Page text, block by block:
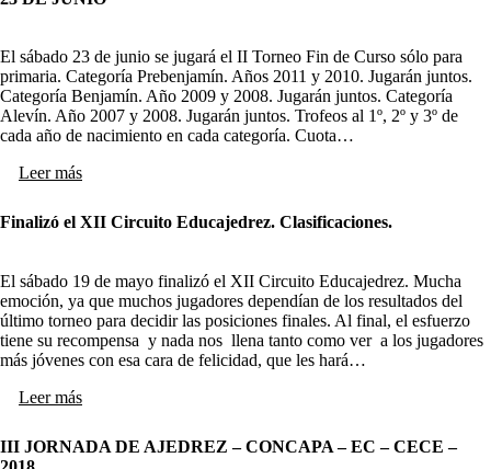
El sábado 23 de junio se jugará el II Torneo Fin de Curso sólo para
primaria. Categoría Prebenjamín. Años 2011 y 2010. Jugarán juntos.
Categoría Benjamín. Año 2009 y 2008. Jugarán juntos. Categoría
Alevín. Año 2007 y 2008. Jugarán juntos. Trofeos al 1º, 2º y 3º de
cada año de nacimiento en cada categoría. Cuota…
Leer más
Finalizó el XII Circuito Educajedrez. Clasificaciones.
El sábado 19 de mayo finalizó el XII Circuito Educajedrez. Mucha
emoción, ya que muchos jugadores dependían de los resultados del
último torneo para decidir las posiciones finales. Al final, el esfuerzo
tiene su recompensa y nada nos llena tanto como ver a los jugadores
más jóvenes con esa cara de felicidad, que les hará…
Leer más
III JORNADA DE AJEDREZ – CONCAPA – EC – CECE –